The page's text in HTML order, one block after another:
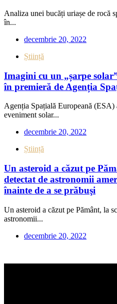
Analiza unei bucăți uriașe de rocă
în...
decembrie 20, 2022
Știință
Imagini cu un „șarpe
în premieră de Agenția
Agenția Spațială Europeană
eveniment solar...
decembrie 20, 2022
Știință
Un asteroid a căzut pe
detectat de astronomii
înainte de a se prăbuşi
Un asteroid a căzut pe Pământ, la
astronomii...
decembrie 20, 2022